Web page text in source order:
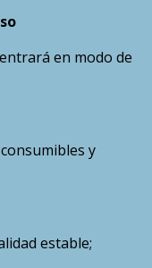
en modo de
y
estable;